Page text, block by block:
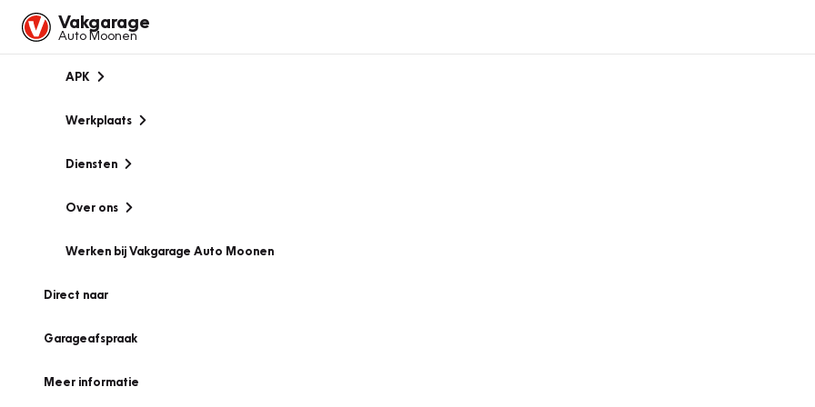
Vakgarage
Auto Moonen
APK
Werkplaats
Diensten
Over ons
Werken bij Vakgarage Auto Moonen
Direct naar
Garageafspraak
Meer informatie